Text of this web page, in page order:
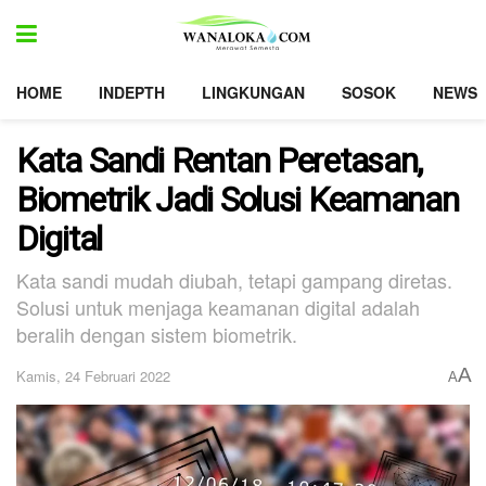
HOME INDEPTH LINGKUNGAN SOSOK NEWS
Kata Sandi Rentan Peretasan,
Biometrik Jadi Solusi Keamanan
Digital
Kata sandi mudah diubah, tetapi gampang diretas.
Solusi untuk menjaga keamanan digital adalah
beralih dengan sistem biometrik.
Kamis, 24 Februari 2022 AA